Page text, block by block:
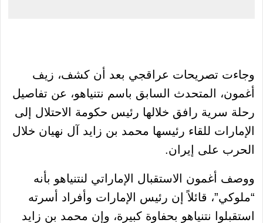
وجاءت تصريحات عراقجي بعد أن كشف، زيف
أغمون، المتحدث السابق باسم نتنياهو، عن تفاصيل
رحلة سرية رافق خلالها رئيس حكومة الاحتلال إلى
الإمارات للقاء رئيسها محمد بن زايد آل نهيان خلال
الحرب على إيران.
ووصف أغمون الاستقبال الإماراتي لنتنياهو بأنه
“ملوكي”، قائلاً إن رئيس الإمارات وأفراد أسرته
استقبلوا نتنياهو بحفاوة كبيرة، وإن محمد بن زايد